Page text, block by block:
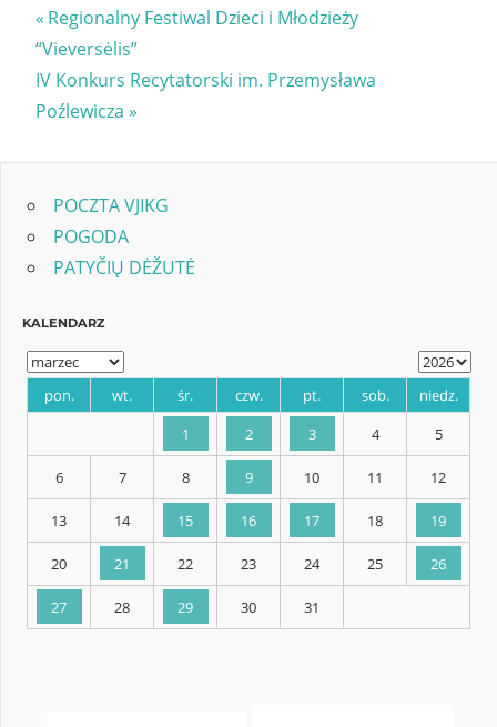
Nawigacja
wpisu
Previous
Post:
Regionalny Festiwal Dzieci i Młodzieży
“Vieversėlis”
Next
Post:
IV Konkurs Recytatorski im. Przemysława
Poźlewicza
POCZTA VJIKG
POGODA
PATYČIŲ DĖŽUTĖ